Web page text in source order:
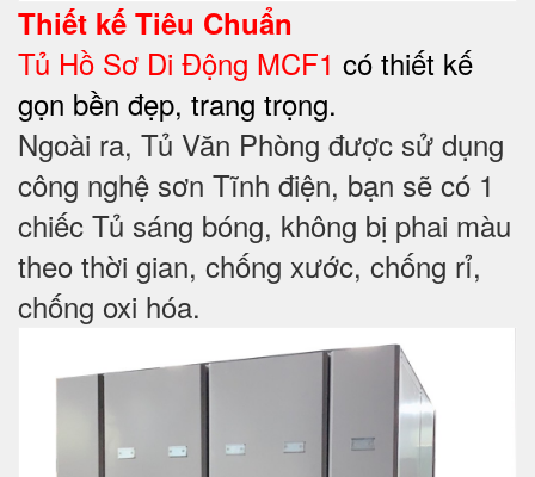
Thiết kế Tiêu Chuẩn
Tủ Hồ Sơ Di Động MCF1 có thiết kế
gọn bền đẹp, trang trọng.
Ngoài ra, Tủ Văn Phòng được sử dụng
công nghệ sơn Tĩnh điện, bạn sẽ có 1
chiếc Tủ sáng bóng, không bị phai màu
theo thời gian, chống xước, chống rỉ,
chống oxi hóa.